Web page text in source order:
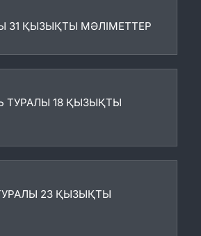
31 ҚЫЗЫҚТЫ МӘЛІМЕТТЕР
ТУРАЛЫ 18 ҚЫЗЫҚТЫ
23 ҚЫЗЫҚТЫ